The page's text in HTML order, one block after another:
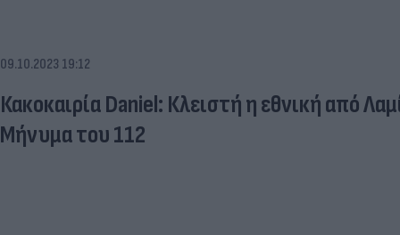
09.10.2023 19:12
Κακοκαιρία Daniel: Κλειστή η εθνική από
Μήνυμα του 112